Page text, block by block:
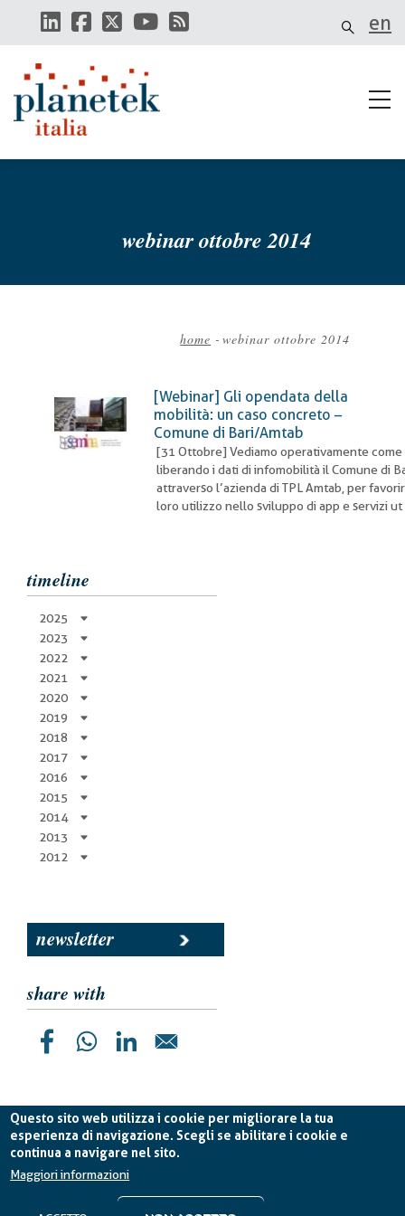
Questo sito web utilizza i cookie per migliorare la tua
esperienza di navigazione. Scegli se abilitare i cookie e
continua a navigare nel sito.
Maggiori informazioni
contenuto
en
webinar ottobre 2014
di
pane
home - webinar ottobre 2014
[Webinar] Gli opendata della
mobilità: un caso concreto –
Comune di Bari/Amtab
[31 Ottobre] Vediamo operativamente come
liberando i dati di infomobilità il Comune di
attraverso l’azienda di TPL Amtab, per
loro utilizzo nello sviluppo di app e servizi ut
timeline
2025
2023
2022
2021
2020
2019
2018
2017
2016
2015
2014
2013
2012
newsletter
share with
Planetek Italia s.r.l. P. IVA 04555490723 -
Cookie Policy-Privacy Policy